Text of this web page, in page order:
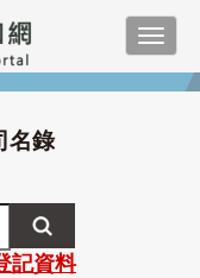
名錄
記資料